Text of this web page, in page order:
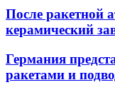
После ракетной
керамический
Германия
ракетами и